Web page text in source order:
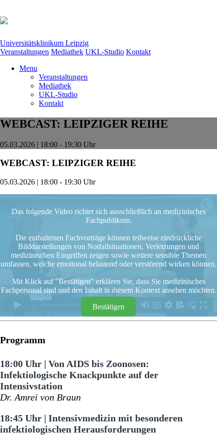
Universitätsklinikum Leipzig
Veranstaltungen Mediathek UKL-Studio Kontakt
Menu
Veranstaltungen
Mediathek
UKL-Studio
Kontakt
WEBCAST: LEIPZIGER REIHE
05.03.2026 | 18:00 - 19:30 Uhr
WEBCAST: LEIPZIGER REIHE
05.03.2026 | 18:00 - 19:30 Uhr
Das folgende Video richtet sich ausschließlich an medizinisches
Fachpublikum.
Die enthaltenen Fachvorträge können teilweise eindrückliche
Bilddarstellungen von Notfallsituationen, Verletzungen und
medizinischen Eingriffen zeigen sowie weitere sensible Themen
umfassen, welche emotional belastend oder verstörend wirken können.
Mit Klick auf "Bestätigen" erklären Sie, dass Sie medizinisches
Fachpersonal sind und den Inhalt in diesem Kontext ansehen möchten.
Bestätigen
Programm
18:00 Uhr | Von AIDS bis Zoonosen:
Infektiologische Knackpunkte auf der
Intensivstation
Dr. Amrei von Braun
18:45 Uhr | Intensivmedizin mit besonderen
infektiologischen Herausforderungen